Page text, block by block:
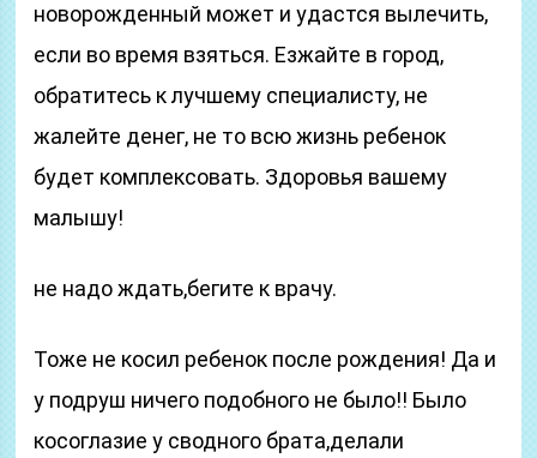
новорожденный может и удастся вылечить,
если во время взяться. Езжайте в город,
обратитесь к лучшему специалисту, не
жалейте денег, не то всю жизнь ребенок
будет комплексовать. Здоровья вашему
малышу!
не надо ждать,бегите к врачу.
Тоже не косил ребенок после рождения! Да и
у подруш ничего подобного не было!! Было
косоглазие у сводного брата,делали